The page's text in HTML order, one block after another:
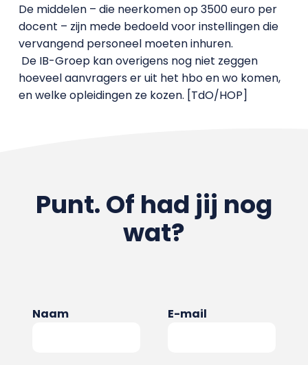
De middelen – die neerkomen op 3500 euro per
docent – zijn mede bedoeld voor instellingen die
vervangend personeel moeten inhuren.
De IB-Groep kan overigens nog niet zeggen
hoeveel aanvragers er uit het hbo en wo komen,
en welke opleidingen ze kozen. [TdO/HOP]
Punt. Of had jij nog
wat?
Naam E-mail